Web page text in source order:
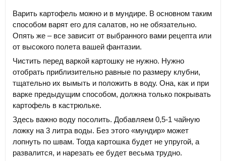
Варить картофель можно и в мундире. В основном таким
способом варят его для салатов, но не обязательно.
Опять же – все зависит от выбранного вами рецепта или
от высокого полета вашей фантазии.
Чистить перед варкой картошку не нужно. Нужно
отобрать приблизительно равные по размеру клубни,
тщательно их вымыть и положить в воду. Она, как и при
варке предыдущим способом, должна только покрывать
картофель в кастрюльке.
Здесь важно воду посолить. Добавляем 0,5-1 чайную
ложку на 3 литра воды. Без этого «мундир» может
лопнуть по швам. Тогда картошка будет не упругой, а
развалится, и нарезать ее будет весьма трудно.